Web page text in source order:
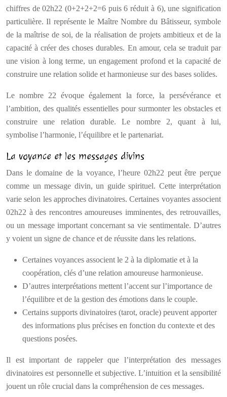
chiffres de 02h22 (0+2+2+2=6 puis 6 réduit à 6), une signification
particulière. Il représente le Maître Nombre du Bâtisseur, symbole
de la maîtrise de soi, de la réalisation de projets ambitieux et de la
capacité à créer des choses durables. En amour, cela se traduit par
une vision à long terme, un engagement profond et la capacité de
construire une relation solide et harmonieuse sur des bases solides.
Le nombre 22 évoque également la force, la persévérance et
l’ambition, des qualités essentielles pour surmonter les obstacles et
construire une relation durable. Le nombre 2, quant à lui,
symbolise l’harmonie, l’équilibre et le partenariat.
La voyance et les messages divins
Dans le domaine de la voyance, l’heure 02h22 peut être perçue
comme un message divin, un guide spirituel. Cette interprétation
varie selon les approches divinatoires. Certaines voyantes associent
02h22 à des rencontres amoureuses imminentes, des retrouvailles,
ou un message important concernant sa vie sentimentale. D’autres
y voient un signe de chance et de réussite dans les relations.
Certaines voyances associent le 2 à la diplomatie et à la
coopération, clés d’une relation amoureuse harmonieuse.
D’autres interprétations mettent l’accent sur l’importance de
l’équilibre et de la gestion des émotions dans le couple.
Certains supports divinatoires (tarot, oracle) peuvent apporter
des informations plus précises en fonction du contexte et des
questions posées.
Il est important de rappeler que l’interprétation des messages
divinatoires est personnelle et subjective. L’intuition et la sensibilité
jouent un rôle crucial dans la compréhension de ces messages.